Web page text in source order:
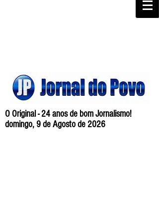
O Original - 24 anos de bom Jornalismo!
domingo, 9 de Agosto de 2026